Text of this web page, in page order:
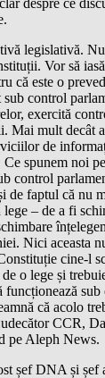
despre ce
legislativă.
Vor să
că este o
control
exercită
Mai mult decât
de
spunem noi
control
de faptul că nu
lege – de a fi
Nici aceasta
cine-l
o lege și
funcționează
că acolo
CCR,
pe Aleph News.
șef DNA și